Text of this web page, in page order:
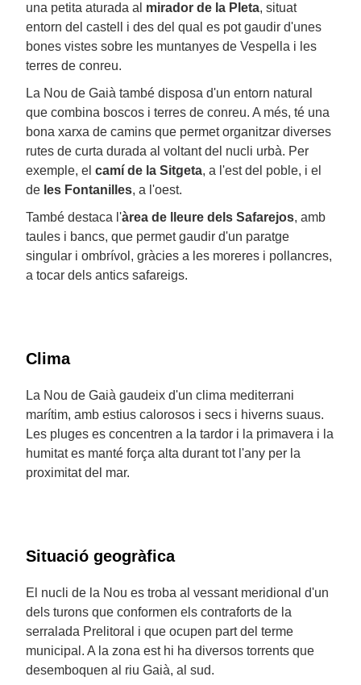
una petita aturada al mirador de la Pleta, situat
entorn del castell i des del qual es pot gaudir d'unes
bones vistes sobre les muntanyes de Vespella i les
terres de conreu.
La Nou de Gaià també disposa d'un entorn natural
que combina boscos i terres de conreu. A més, té una
bona xarxa de camins que permet organitzar diverses
rutes de curta durada al voltant del nucli urbà. Per
exemple, el camí de la Sitgeta, a l'est del poble, i el
de les Fontanilles, a l'oest.
També destaca l'àrea de lleure dels Safarejos, amb
taules i bancs, que permet gaudir d'un paratge
singular i ombrívol, gràcies a les moreres i pollancres,
a tocar dels antics safareigs.
Clima
La Nou de Gaià gaudeix d'un clima mediterrani
marítim, amb estius calorosos i secs i hiverns suaus.
Les pluges es concentren a la tardor i la primavera i la
humitat es manté força alta durant tot l'any per la
proximitat del mar.
Situació geogràfica
El nucli de la Nou es troba al vessant meridional d'un
dels turons que conformen els contraforts de la
serralada Prelitoral i que ocupen part del terme
municipal. A la zona est hi ha diversos torrents que
desemboquen al riu Gaià, al sud.